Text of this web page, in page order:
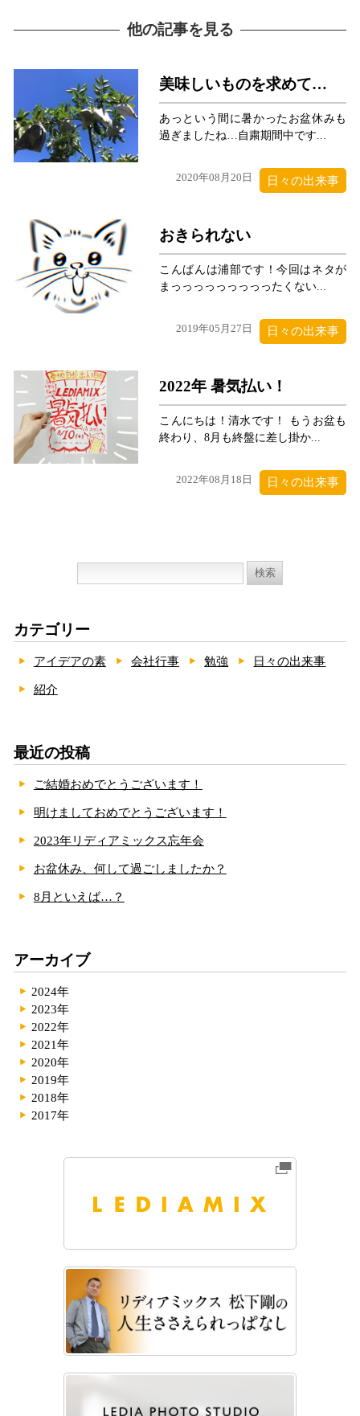
他の記事を見る
美味しいものを求めて…
あっという間に暑かったお盆休みも
過ぎましたね…自粛期間中です...
2020年08月20日 日々の出来事
おきられない
こんばんは浦部です！今回はネタが
まっっっっっっっっったくない...
2019年05月27日 日々の出来事
2022年 暑気払い！
こんにちは！清水です！ もうお盆も
終わり、8月も終盤に差し掛か...
2022年08月18日 日々の出来事
検
カテゴリー
アイデアの素 会社行事 勉強 日々の出来事
紹介
最近の投稿
ご結婚おめでとうございます！
明けましておめでとうございます！
2023年リディアミックス忘年会
お盆休み、何して過ごしましたか？
8月といえば…？
アーカイブ
2024年
2023年
2022年
2021年
2020年
2019年
2018年
2017年